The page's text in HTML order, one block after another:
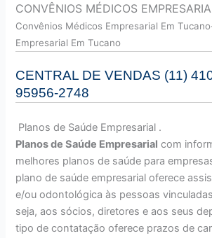
CONVÊNIOS MÉDICOS
Convênios Médicos Empresarial Em
Empresarial Em Tucano
CENTRAL DE VENDAS (11)
95956-2748
Planos de Saúde Empresarial .
Planos de Saúde Empresarial com
melhores planos de saúde para
plano de saúde empresarial oferece
e/ou odontológica às pessoas
seja, aos sócios, diretores e aos seus
tipo de contatação oferece prazos de